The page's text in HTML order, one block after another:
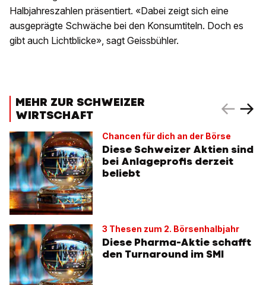
Halbjahreszahlen präsentiert. «Dabei zeigt sich eine
ausgeprägte Schwäche bei den Konsumtiteln. Doch es
gibt auch Lichtblicke», sagt Geissbühler.
MEHR ZUR SCHWEIZER
WIRTSCHAFT
Chancen für dich an der Börse
Diese Schweizer Aktien sind
bei Anlageprofis derzeit
beliebt
3 Thesen zum 2. Börsenhalbjahr
Diese Pharma-Aktie schafft
den Turnaround im SMI